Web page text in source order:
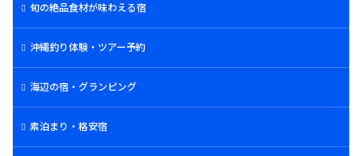
旬の絶品食材が味わえる宿
沖縄釣り体験・ツアー予約
海辺の宿・グランピング
素泊まり・格安宿